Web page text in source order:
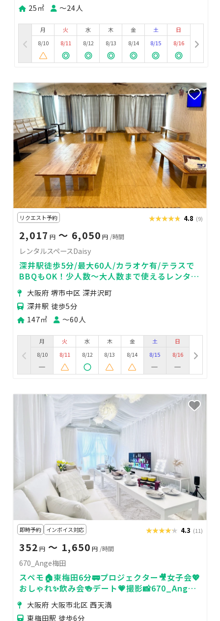
25㎡
〜24人
月
8/10
火
8/11
水
8/12
木
8/13
金
8/14
土
8/15
日
8/16
リクエスト予約 ★★★★★
★★★★★ 4.8 (9)
2,017 円 〜 6,050 円 /時間
レンタルスペースDaisy
深井駅徒歩5分/最大60人/カラオケ有/テラスで
BBQもOK！少人数～大人数まで使えるレンタル
スペース
大阪府 堺市中区 深井沢町
深井駅 徒歩5分
147㎡
〜60人
月
8/10
火
8/11
水
8/12
木
8/13
金
8/14
土
8/15
日
8/16
即時予約 インボイス対応 ★★★★★
★★★★★ 4.3 (11)
352 円 〜 1,650 円 /時間
670_Ange梅田
スペモ🏠️東梅田6分🚃プロジェクター🎥女子会💖
おしゃれ✨️飲み会🍻デート💗撮影📸670_Ange
梅田大阪府 大阪市北区 西天満
東梅田駅 徒歩6分